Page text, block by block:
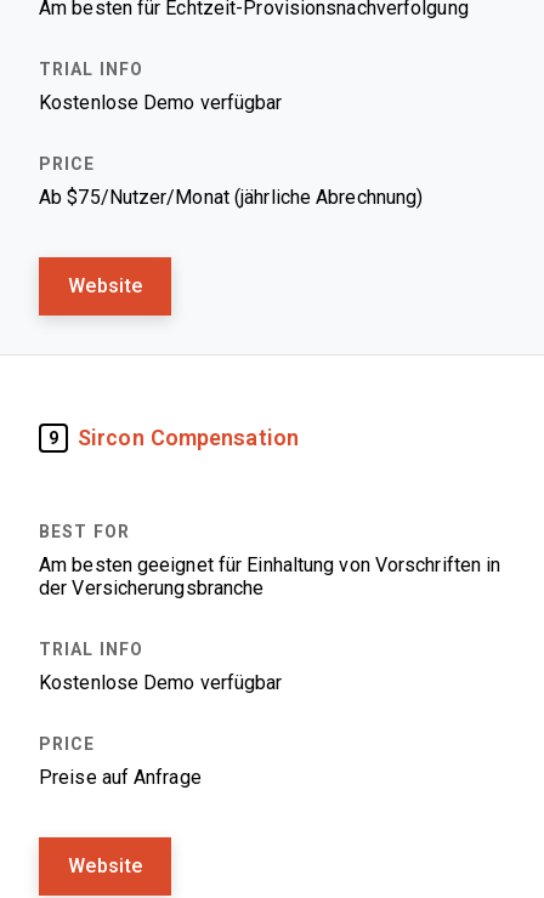
Am besten für Echtzeit-Provisionsnachverfolgung
Kostenlose Demo verfügbar
Ab $75/Nutzer/Monat (jährliche Abrechnung)
Website
9 Sircon Compensation
Am besten geeignet für Einhaltung von Vorschriften in
der Versicherungsbranche
Kostenlose Demo verfügbar
Preise auf Anfrage
Website